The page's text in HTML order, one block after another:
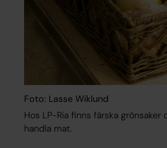
Foto: Lasse Wiklund
Hos LP-Ria finns färska
handla mat.